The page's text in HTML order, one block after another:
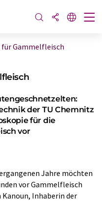
für Gammelfleisch
der TU Chemnitz
für die
vor
Jahre möchten
vor Gammelfleisch
Inhaberin der